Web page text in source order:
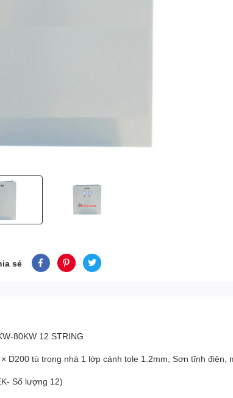
sẻ
80KW 12 STRING
D200 tủ trong nhà 1 lớp cánh tole 1.2mm, Sơn tĩnh điện,
Số lượng 12)